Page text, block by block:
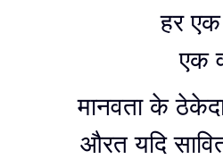
हर एक
एक
मानवता के
औरत यदि